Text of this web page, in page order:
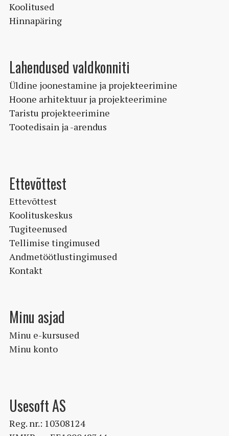
Koolitused
Hinnapäring
Lahendused valdkonniti
Üldine joonestamine ja projekteerimine
Hoone arhitektuur ja projekteerimine
Taristu projekteerimine
Tootedisain ja -arendus
Ettevõttest
Ettevõttest
Koolituskeskus
Tugiteenused
Tellimise tingimused
Andmetöötlustingimused
Kontakt
Minu asjad
Minu e-kursused
Minu konto
Usesoft AS
Reg. nr.: 10308124